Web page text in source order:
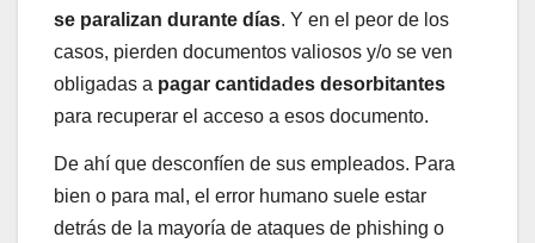
se paralizan durante días. Y en el peor de los
casos, pierden documentos valiosos y/o se ven
obligadas a pagar cantidades desorbitantes
para recuperar el acceso a esos documento.
De ahí que desconfíen de sus empleados. Para
bien o para mal, el error humano suele estar
detrás de la mayoría de ataques de phishing o